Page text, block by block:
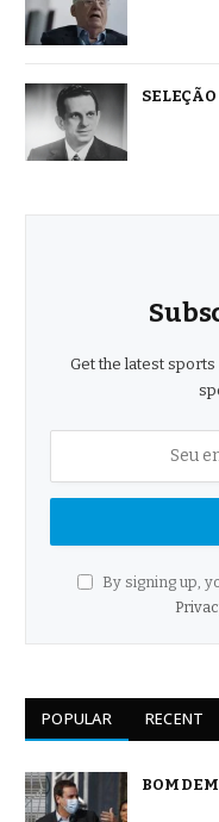
Get the latest
By signing up,
POPULAR RECENT
BOM